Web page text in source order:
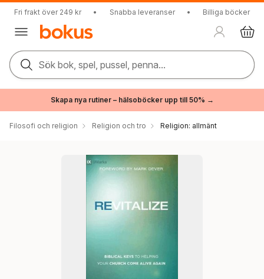
Fri frakt över 249 kr • Snabba leveranser • Billiga böcker
Sök bok, spel, pussel, penna...
Skapa nya rutiner – hälsoböcker upp till 50% →
Filosofi och religion Religion och tro Religion: allmänt